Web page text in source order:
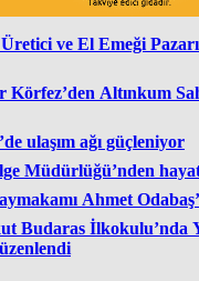
ve El Emeği
Körfez’den Altınkum
ulaşım ağı güçleniyor
Müdürlüğü’nden
Ahmet
Budaras İlkokulu’nda